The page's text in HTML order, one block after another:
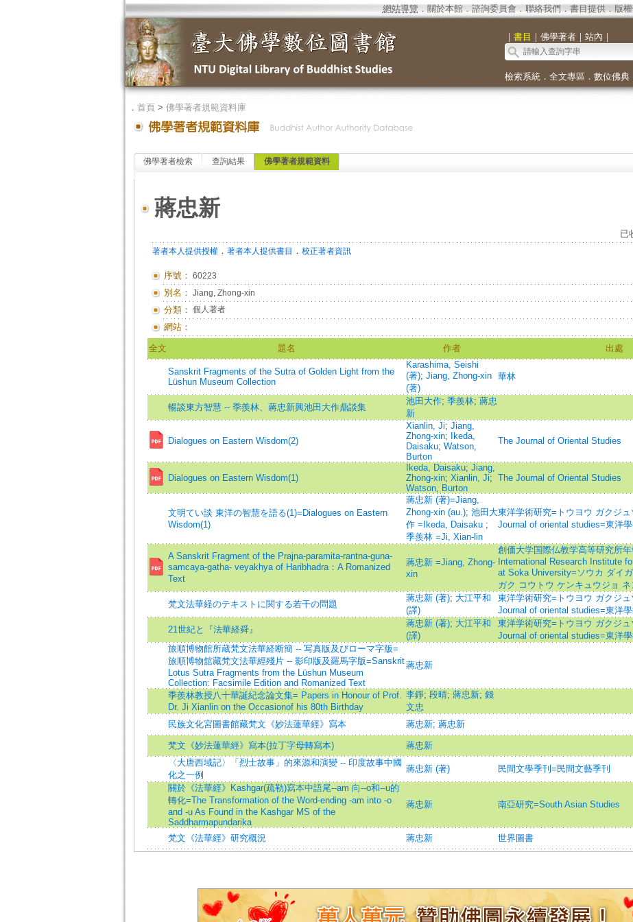
網站導覽 ． 關於本館． 諮詢委員會． 聯絡我們 ． 書目提供． 版
｜ 書目 ｜ 佛學著者｜ 站內 ｜
檢索系統． 全文專區 ． 數位佛典
． 首頁> 佛學著者規範資料庫
佛學著者檢索 查詢結果 佛學著者規範資料
蔣忠新
已
著者本人提供授權． 著者本人提供書目 ． 校正著者資訊
序號： 60223
別名： Jiang, Zhong-xin
分類： 個人著者
網站：
全文 題名 作者 出處
Sanskrit Fragments of the Sutra of Golden Light from the
Lüshun Museum Collection
Karashima, Seishi
(著); Jiang, Zhong-xin
(著)
華林
暢談東方智慧 -- 季羨林、蔣忠新興池田大作鼎談集
池田大作; 季羨林; 蔣忠
新
Dialogues on Eastern Wisdom(2)
Xianlin, Ji; Jiang,
Zhong-xin;
Ikeda,
Daisaku; Watson,
Burton
The Journal of Oriental Studies
Dialogues on Eastern Wisdom(1)
Ikeda, Daisaku; Jiang,
Zhong-xin; Xianlin, Ji;
Watson, Burton
The Journal of Oriental Studies
文明てい談 東洋の智慧を語る(1)=Dialogues on Eastern
Wisdom(1)
蔣忠新 (著)=Jiang,
Zhong-xin (au.); 池田大
作 =Ikeda, Daisaku ;
季羨林 =Ji, Xian-lin
東洋学術研究=トウヨウ ガクジ
Journal of oriental studies=東洋
A Sanskrit Fragment of the Prajna-paramita-rantna-guna-
samcaya-gatha- veyakhya of Haribhadra：A Romanized
Text
蔣忠新 =Jiang, Zhong-
xin
創価大学国際仏教学高等研究所
International Research Institute
at Soka University=ソウカ ダイ
ガク コウトウ ケンキュウジョ ネ
梵文法華経のテキストに関する若干の問題
蔣忠新 (著); 大江平和
(譯)
東洋学術研究=トウヨウ ガクジ
Journal of oriental studies=東洋
21世紀と『法華経舜』
蔣忠新 (著); 大江平和
(譯)
東洋学術研究=トウヨウ ガクジ
Journal of oriental studies=東洋
旅順博物館所蔵梵文法華経断簡 -- 写真版及びローマ字版=
旅順博物舘藏梵文法華經殘片 -- 影印版及羅馬字版=Sanskrit
Lotus Sutra Fragments from the Lüshun Museum
Collection: Facsimile Edition and Romanized Text
蔣忠新
季羨林教授八十華誕紀念論文集= Papers in Honour of Prof.
Dr. Ji Xianlin on the Occasionof his 80th Birthday
李錚; 段晴; 蔣忠新; 錢
文忠
民族文化宮圖書館藏梵文《妙法蓮華經》寫本 蔣忠新; 蔣忠新
梵文《妙法蓮華經》寫本(拉丁字母轉寫本) 蔣忠新
〈大唐西域記〉「烈士故事」的來源和演變 -- 印度故事中國
化之一例
蔣忠新 (著) 民間文學季刊=民間文藝季刊
關於《法華經》Kashgar(疏勒)寫本中語尾--am 向--o和--u的
轉化=The Transformation of the Word-ending -am into -o
and -u As Found in the Kashgar MS of the
Saddharmapundarika
蔣忠新 南亞研究=South Asian Studies
梵文《法華經》研究概況 蔣忠新 世界圖書